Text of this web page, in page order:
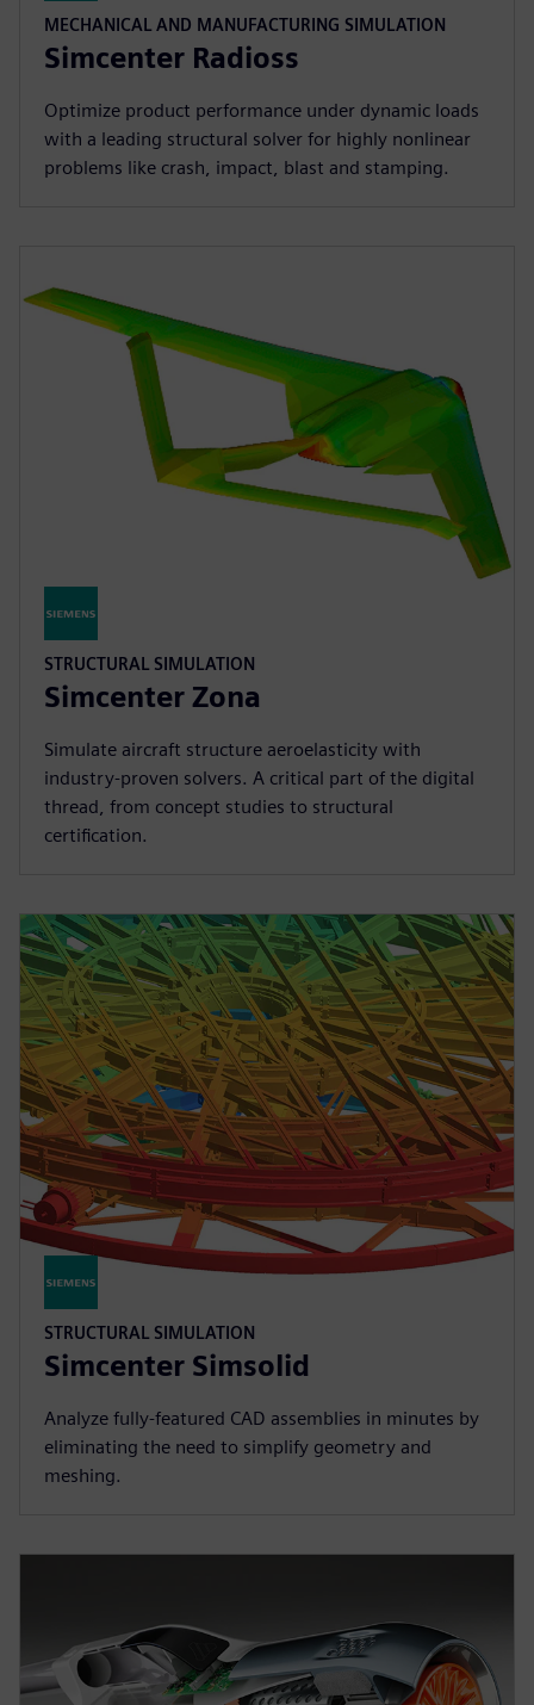
MECHANICAL AND MANUFACTURING SIMULATION
Simcenter Radioss
Optimize product performance under dynamic loads
with a leading structural solver for highly nonlinear
problems like crash, impact, blast and stamping.
STRUCTURAL SIMULATION
Simcenter Zona
Simulate aircraft structure aeroelasticity with
industry-proven solvers. A critical part of the digital
thread, from concept studies to structural
certification.
STRUCTURAL SIMULATION
Simcenter Simsolid
Analyze fully-featured CAD assemblies in minutes by
eliminating the need to simplify geometry and
meshing.